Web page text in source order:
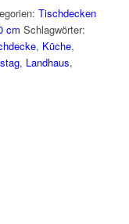
Tischdecken
cm Schlagwörter:
, Küche,
, Landhaus,